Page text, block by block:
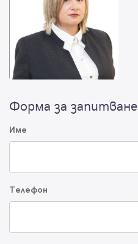
Форма за запитване
Име
Телефон